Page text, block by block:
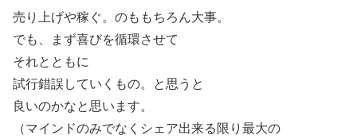
売り上げや稼ぐ。のももちろん大事。
でも、まず喜びを循環させて
それとともに
試行錯誤していくもの。と思うと
良いのかなと思います。
（マインドのみでなくシェア出来る限り最大の